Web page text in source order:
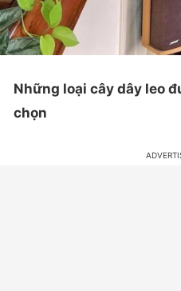
Những loại cây dây leo
chọn